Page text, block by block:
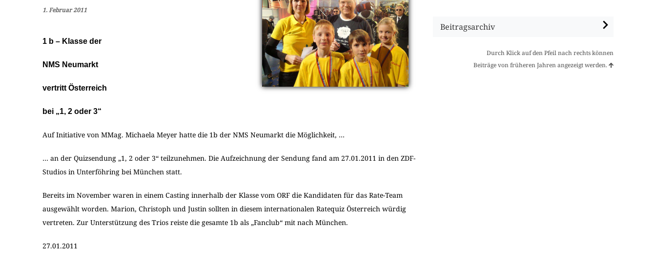
1. Februar 2011
1 b – Klasse der
NMS Neumarkt
vertritt Österreich
bei „1, 2 oder 3“
Auf Initiative von MMag. Michaela Meyer hatte die 1b der NMS Neumarkt die Möglichkeit, …
… an der Quizsendung „1, 2 oder 3“ teilzunehmen. Die Aufzeichnung der Sendung fand am 27.01.2011 in den ZDF-
Studios in Unterföhring bei München statt.
Bereits im November waren in einem Casting innerhalb der Klasse vom ORF die Kandidaten für das Rate-Team
ausgewählt worden. Marion, Christoph und Justin sollten in diesem internationalen Ratequiz Österreich würdig
vertreten. Zur Unterstützung des Trios reiste die gesamte 1b als „Fanclub“ mit nach München.
27.01.2011
Beitragsarchiv
Durch Klick auf den Pfeil nach rechts können
Beiträge von früheren Jahren angezeigt werden.